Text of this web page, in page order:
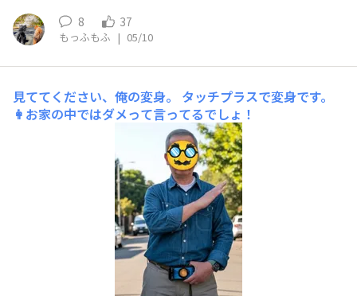
8 37
もっふもふ | 05/10
見ててください、俺の変身。
タッチプラスで変身です。
👩お家の中ではダメって言ってるでしょ！